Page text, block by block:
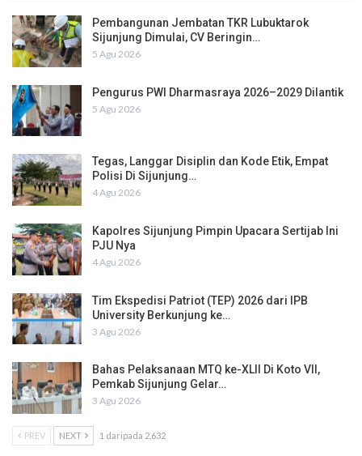
Pembangunan Jembatan TKR Lubuktarok
Sijunjung Dimulai, CV Beringin…
5 Agu 2026
Pengurus PWI Dharmasraya 2026–2029 Dilantik
5 Agu 2026
Tegas, Langgar Disiplin dan Kode Etik, Empat
Polisi Di Sijunjung…
4 Agu 2026
Kapolres Sijunjung Pimpin Upacara Sertijab Ini
PJU Nya
4 Agu 2026
Tim Ekspedisi Patriot (TEP) 2026 dari IPB
University Berkunjung ke…
3 Agu 2026
Bahas Pelaksanaan MTQ ke-XLII Di Koto VII,
Pemkab Sijunjung Gelar…
3 Agu 2026
PREV NEXT 1 daripada 2,632